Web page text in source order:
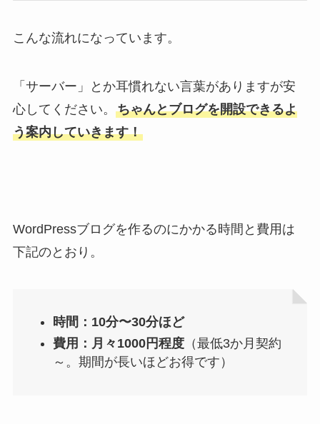
こんな流れになっています。
「サーバー」とか耳慣れない言葉がありますが安
心してください。 ちゃんとブログを開設できるよ
う案内していきます！
WordPressブログを作るのにかかる時間と費用は
下記のとおり。
時間：10分〜30分ほど
費用：月々1000円程度（最低3か月契約
～。期間が長いほどお得です）